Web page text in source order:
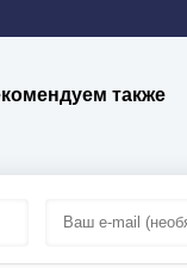
также